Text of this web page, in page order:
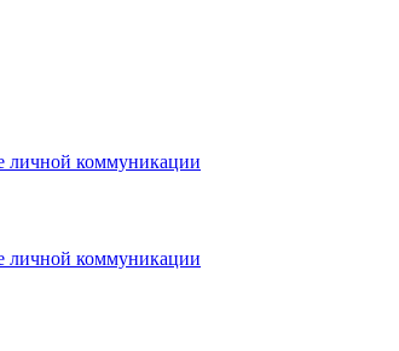
личной коммуникации
личной коммуникации